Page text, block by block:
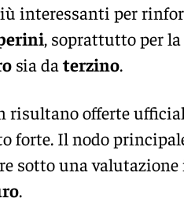
interessanti per
, soprattutto per
sia da terzino.
risultano offerte
forte. Il nodo
sotto una
.